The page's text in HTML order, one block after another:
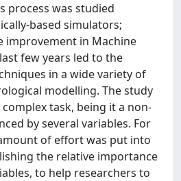
process was studied
based simulators;
improvement in Machine
few years led to the
in a wide variety of
modelling. The study
task, being it a non-
by several variables. For
of effort was put into
the relative importance
to help researchers to